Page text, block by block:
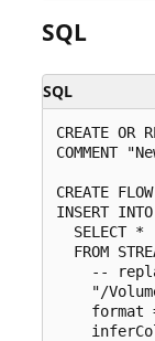
SQL
SQL
CREATE OR
CREATE
INSERT
  SELECT *
FROM
--
"/
format